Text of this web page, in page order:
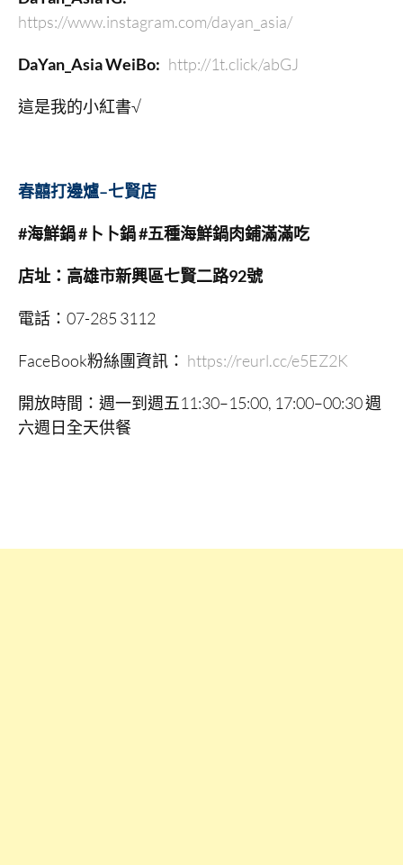
https://www.instagram.com/dayan_asia/
DaYan_Asia WeiBo: http://1t.click/abGJ
這是我的小紅書√
春囍打邊爐–七賢店
#海鮮鍋#卜卜鍋#五種海鮮鍋肉鋪滿滿吃
店址：高雄市新興區七賢二路92號
電話：07-285 3112
FaceBook粉絲團資訊： https://reurl.cc/e5EZ2K
開放時間：週一到週五11:30–15:00, 17:00–00:30 週
六週日全天供餐